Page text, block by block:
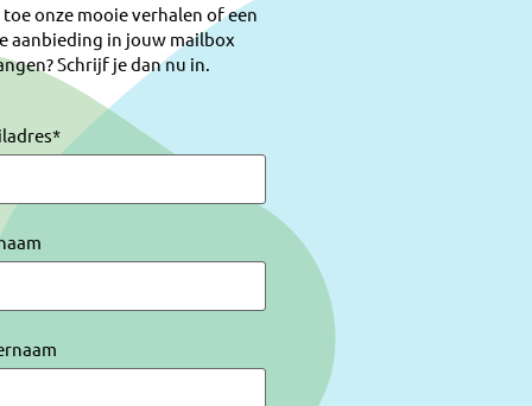
onze mooie verhalen of een
aanbieding in jouw mailbox
Schrijf je dan nu in.
*